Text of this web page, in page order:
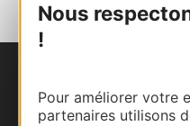
Nous
!
Pour améliorer votre
partenaires utilisons
Nous contacter